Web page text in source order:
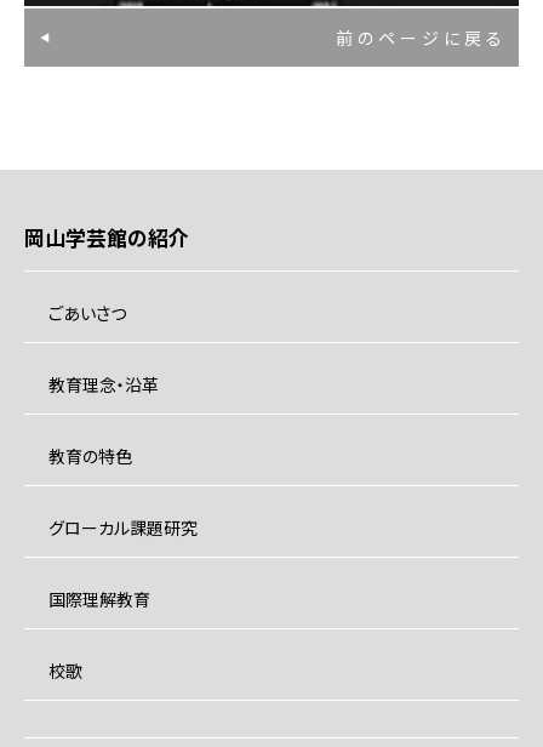
前のページに戻る
岡山学芸館の紹介
ごあいさつ
教育理念・沿革
教育の特色
グローカル課題研究
国際理解教育
校歌